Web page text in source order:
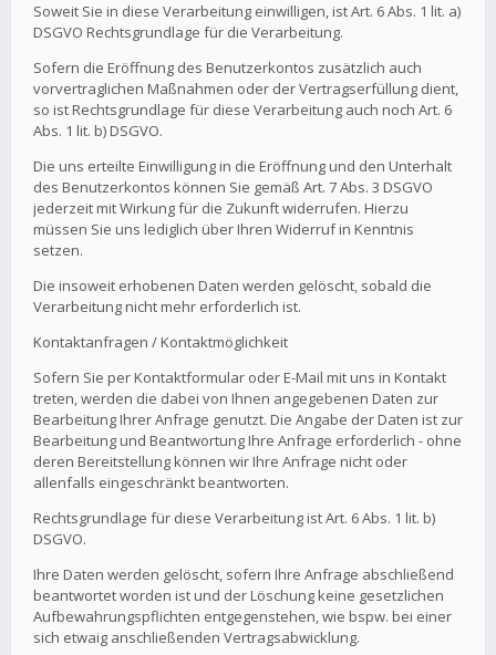
Soweit Sie in diese Verarbeitung einwilligen, ist Art. 6 Abs. 1 lit. a)
DSGVO Rechtsgrundlage für die Verarbeitung.
Sofern die Eröffnung des Benutzerkontos zusätzlich auch
vorvertraglichen Maßnahmen oder der Vertragserfüllung dient,
so ist Rechtsgrundlage für diese Verarbeitung auch noch Art. 6
Abs. 1 lit. b) DSGVO.
Die uns erteilte Einwilligung in die Eröffnung und den Unterhalt
des Benutzerkontos können Sie gemäß Art. 7 Abs. 3 DSGVO
jederzeit mit Wirkung für die Zukunft widerrufen. Hierzu
müssen Sie uns lediglich über Ihren Widerruf in Kenntnis
setzen.
Die insoweit erhobenen Daten werden gelöscht, sobald die
Verarbeitung nicht mehr erforderlich ist.
Kontaktanfragen / Kontaktmöglichkeit
Sofern Sie per Kontaktformular oder E-Mail mit uns in Kontakt
treten, werden die dabei von Ihnen angegebenen Daten zur
Bearbeitung Ihrer Anfrage genutzt. Die Angabe der Daten ist zur
Bearbeitung und Beantwortung Ihre Anfrage erforderlich - ohne
deren Bereitstellung können wir Ihre Anfrage nicht oder
allenfalls eingeschränkt beantworten.
Rechtsgrundlage für diese Verarbeitung ist Art. 6 Abs. 1 lit. b)
DSGVO.
Ihre Daten werden gelöscht, sofern Ihre Anfrage abschließend
beantwortet worden ist und der Löschung keine gesetzlichen
Aufbewahrungspflichten entgegenstehen, wie bspw. bei einer
sich etwaig anschließenden Vertragsabwicklung.